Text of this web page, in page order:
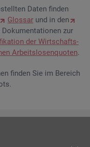
Daten fin­den
Glos­sar und in den
zur
der Wirt­schafts­
Ar­beits­lo­sen­quo­ten.
fin­den Sie im Be­reich